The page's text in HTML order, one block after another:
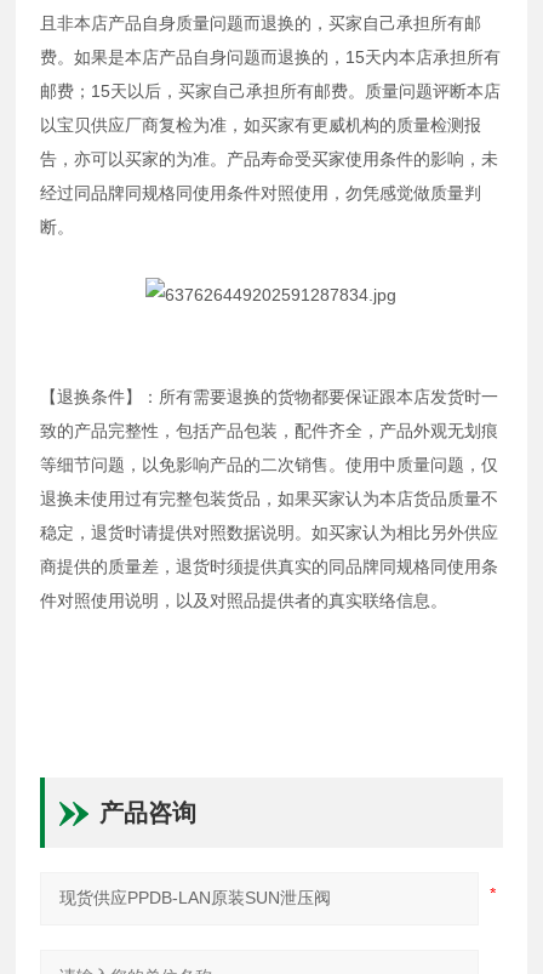
且非本店产品自身质量问题而退换的，买家自己承担所有邮
费。如果是本店产品自身问题而退换的，15天内本店承担所有
邮费；15天以后，买家自己承担所有邮费。质量问题评断本店
以宝贝供应厂商复检为准，如买家有更威机构的质量检测报
告，亦可以买家的为准。产品寿命受买家使用条件的影响，未
经过同品牌同规格同使用条件对照使用，勿凭感觉做质量判
断。
【退换条件】：所有需要退换的货物都要保证跟本店发货时一
致的产品完整性，包括产品包装，配件齐全，产品外观无划痕
等细节问题，以免影响产品的二次销售。使用中质量问题，仅
退换未使用过有完整包装货品，如果买家认为本店货品质量不
稳定，退货时请提供对照数据说明。如买家认为相比另外供应
商提供的质量差，退货时须提供真实的同品牌同规格同使用条
件对照使用说明，以及对照品提供者的真实联络信息。
产品咨询